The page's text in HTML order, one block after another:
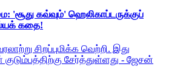
'சூது கவ்வும்' ஹெலிகாப்டருக்குப்
கதை!